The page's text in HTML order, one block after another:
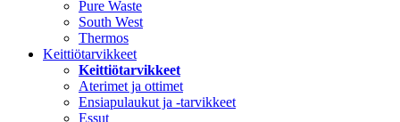
Pure Waste
South West
Thermos
Keittiötarvikkeet
Keittiötarvikkeet
Aterimet ja ottimet
Ensiapulaukut ja -tarvikkeet
Essut